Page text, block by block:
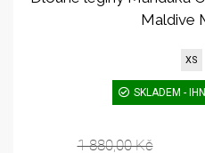
Maldive
XS
SKLADEM -
1 880,00 Kč